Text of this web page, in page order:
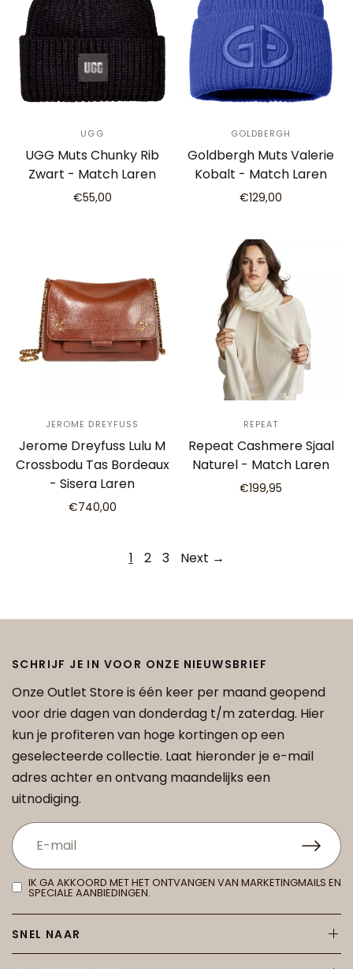
UGG
UGG Muts Chunky Rib
Zwart - Match Laren
€55,00
GOLDBERGH
Goldbergh Muts Valerie
Kobalt - Match Laren
€129,00
JEROME DREYFUSS
Jerome Dreyfuss Lulu M
Crossbodu Tas Bordeaux
- Sisera Laren
€740,00
REPEAT
Repeat Cashmere Sjaal
Naturel - Match Laren
€199,95
1 2 3 Next →
SCHRIJF JE IN VOOR ONZE NIEUWSBRIEF
Onze Outlet Store is één keer per maand geopend
voor drie dagen van donderdag t/m zaterdag. Hier
kun je profiteren van hoge kortingen op een
geselecteerde collectie. Laat hieronder je e-mail
adres achter en ontvang maandelijks een
uitnodiging.
IK GA AKKOORD MET HET ONTVANGEN VAN MARKETINGMAILS EN
SPECIALE AANBIEDINGEN.
SNEL NAAR